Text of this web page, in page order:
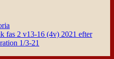
fas 2 v13-16 (4v) 2021 efter
1/3-21